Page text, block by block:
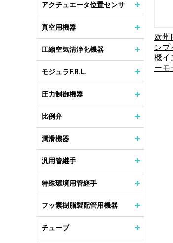
欧州
ンプ
機イ
ーモ
アクチュエータ位置センサ
真空用機器
圧縮空気清浄化機器
モジュラF.R.L.
圧力制御機器
比例弁
潤滑機器
汎用管継手
特殊環境用管継手
フッ素樹脂製配管用機器
チューブ